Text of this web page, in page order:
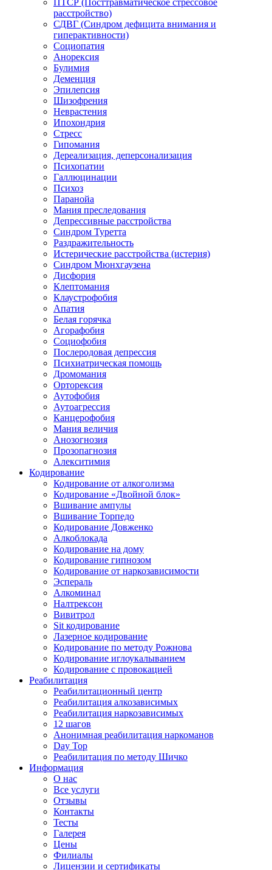
ПТСР (Посттравматическое стрессовое
расстройство)
СДВГ (Синдром дефицита внимания и
гиперактивности)
Социопатия
Анорексия
Булимия
Деменция
Эпилепсия
Шизофрения
Неврастения
Ипохондрия
Стресс
Гипомания
Дереализация, деперсонализация
Психопатии
Галлюцинации
Психоз
Паранойа
Мания преследования
Депрессивные расстройства
Синдром Туретта
Раздражительность
Истерические расстройства (истерия)
Синдром Мюнхгаузена
Дисфория
Клептомания
Клаустрофобия
Апатия
Белая горячка
Агорафобия
Социофобия
Послеродовая депрессия
Психиатрическая помощь
Дромомания
Орторексия
Аутофобия
Аутоагрессия
Канцерофобия
Мания величия
Анозогнозия
Прозопагнозия
Алекситимия
Кодирование
Кодирование от алкоголизма
Кодирование «Двойной блок»
Вшивание ампулы
Вшивание Торпедо
Кодирование Довженко
Алкоблокада
Кодирование на дому
Кодирование гипнозом
Кодирование от наркозависимости
Эспераль
Алкоминал
Налтрексон
Вивитрол
Sit кодирование
Лазерное кодирование
Кодирование по методу Рожнова
Кодирование иглоукалыванием
Кодирование с провокацией
Реабилитация
Реабилитационный центр
Реабилитация алкозависимых
Реабилитация наркозависимых
12 шагов
Анонимная реабилитация наркоманов
Day Top
Реабилитация по методу Шичко
Информация
О нас
Все услуги
Отзывы
Контакты
Тесты
Галерея
Цены
Филиалы
Лицензии и сертификаты